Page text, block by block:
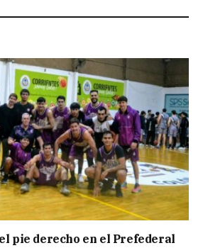
pie derecho en el Prefederal